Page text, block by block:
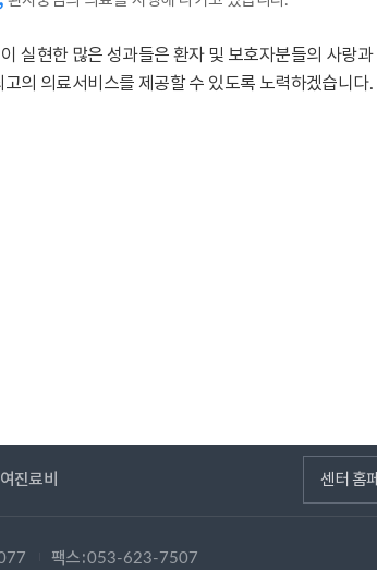
실현한 많은 성과들은 환자 및 보호자분들의 사랑
의 의료서비스를 제공할 수 있도록 노력하겠습니다.
진료비 센터 홈
팩스 :053-623-7507